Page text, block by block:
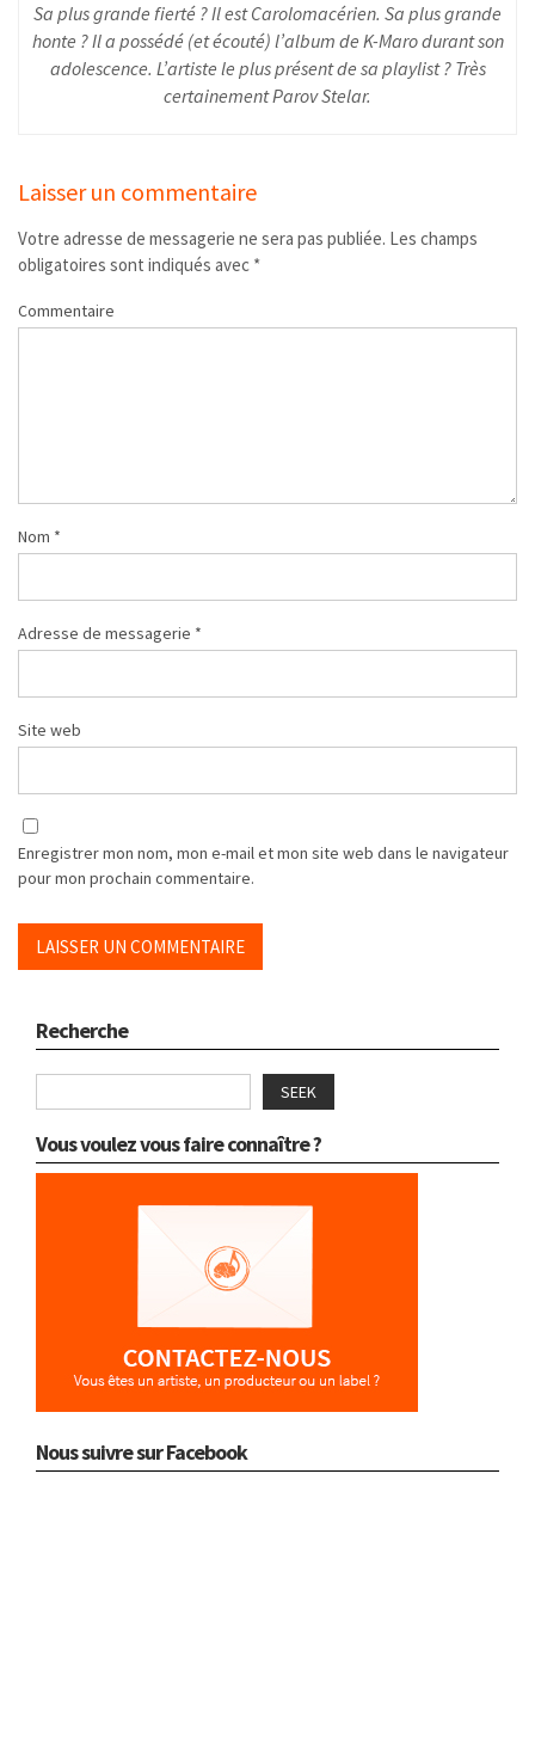
Sa plus grande fierté ? Il est Carolomacérien. Sa plus grande
honte ? Il a possédé (et écouté) l’album de K-Maro durant son
adolescence. L’artiste le plus présent de sa playlist ? Très
certainement Parov Stelar.
Laisser un commentaire
Votre adresse de messagerie ne sera pas publiée. Les champs
obligatoires sont indiqués avec *
Commentaire
Nom *
Adresse de messagerie *
Site web
Enregistrer mon nom, mon e-mail et mon site web dans le navigateur
pour mon prochain commentaire.
Recherche
SEEK
Vous voulez vous faire connaître ?
Nous suivre sur Facebook